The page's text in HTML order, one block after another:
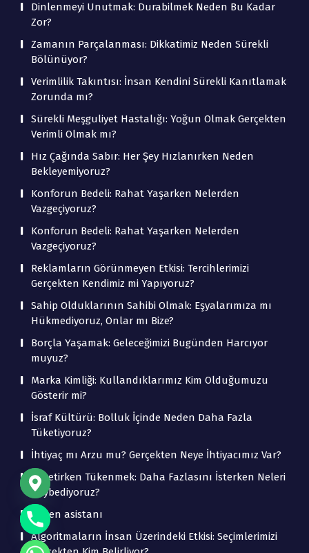
Dinlenmeyi Unutmak: Durabilmek Neden Bu Kadar
Zor?
Zamanın Parçalanması: Dikkatimiz Neden Sürekli
Bölünüyor?
Verimlilik Takıntısı: İnsan Kendini Sürekli Kanıtlamak
Zorunda mı?
Sürekli Meşguliyet Hastalığı: Yoğun Olmak Gerçekten
Verimli Olmak mı?
Hız Çağında Sabır: Her Şey Hızlanırken Neden
Bekleyemiyoruz?
Konforun Bedeli: Rahat Yaşarken Nelerden
Vazgeçiyoruz?
Konforun Bedeli: Rahat Yaşarken Nelerden
Vazgeçiyoruz?
Reklamların Görünmeyen Etkisi: Tercihlerimizi
Gerçekten Kendimiz mi Yapıyoruz?
Sahip Olduklarının Sahibi Olmak: Eşyalarımıza mı
Hükmediyoruz, Onlar mı Bize?
Borçla Yaşamak: Geleceğimizi Bugünden Harcıyor
muyuz?
Marka Kimliği: Kullandıklarımız Kim Olduğumuzu
Gösterir mi?
İsraf Kültürü: Bolluk İçinde Neden Daha Fazla
Tüketiyoruz?
İhtiyaç mı Arzu mu? Gerçekten Neye İhtiyacımız Var?
Tüketirken Tükenmek: Daha Fazlasını İsterken Neleri
Kaybediyoruz?
beden asistanı
Algoritmaların İnsan Üzerindeki Etkisi: Seçimlerimizi